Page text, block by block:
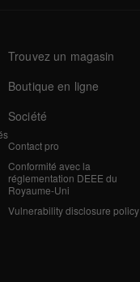
Trouvez un magasin
Boutique en ligne
Société
Contact pro
Conformité avec la
réglementation DEEE du
Royaume-Uni
Vulnerability disclosure policy